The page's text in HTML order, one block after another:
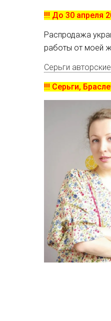
!!! До 30 апреля
Распродажа
работы от моей
Серьги
!!! Серьги,